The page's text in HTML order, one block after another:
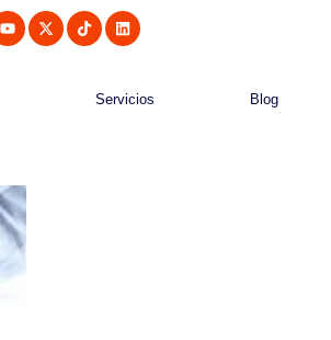
Servicios Blog